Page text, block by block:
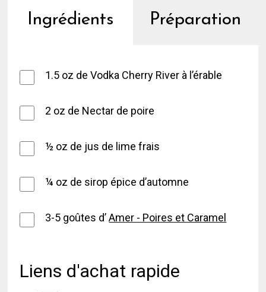
Ingrédients Préparation
1.5 oz de Vodka Cherry River à l’érable
2 oz de Nectar de poire
½ oz de jus de lime frais
¼ oz de sirop épice d’automne
3-5 goûtes d’Amer - Poires et Caramel
Liens d'achat rapide